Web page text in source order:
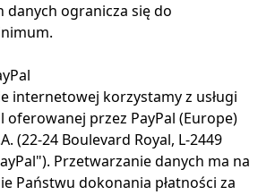
danych ogranicza się do
internetowej korzystamy z usługi
oferowanej przez PayPal (Europe)
(22-24 Boulevard Royal, L-2449
Przetwarzanie danych ma na
Państwu dokonania płatności za